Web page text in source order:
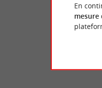
AVIS DES
En
mesure